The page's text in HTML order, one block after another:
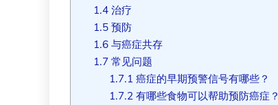
1.4治疗
1.5预防
1.6与癌症共存
1.7常见问题
1.7.1 癌症的早期预警信号有哪些？
1.7.2 有哪些食物可以帮助预防癌症？